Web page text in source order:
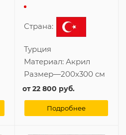
Страна:
Турция
Материал: Акрил
Размер—200x300 см
от22 800 руб.
Подробнее